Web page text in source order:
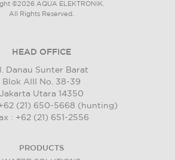
©2026 AQUA ELEKTRONIK.
All Rights Reserved.
HEAD OFFICE
Danau Sunter Barat
Blok AIII No. 38-39
Jakarta Utara 14350
(21) 650-5668 (hunting)
: +62 (21) 651-2556
PRODUCTS